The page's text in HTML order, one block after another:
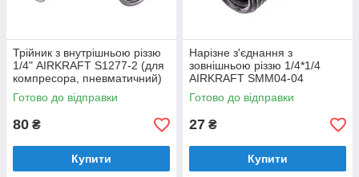
Трійник з внутрішньою різзю
1/4" AIRKRAFT S1277-2 (для
компресора, пневматичний)
Готово до відправки
80 ₴
Купити
Нарізне з'єднання з
зовнішньою різзю 1/4*1/4
AIRKRAFT SMM04-04
(швидкорознімне)
Готово до відправки
27 ₴
Купити